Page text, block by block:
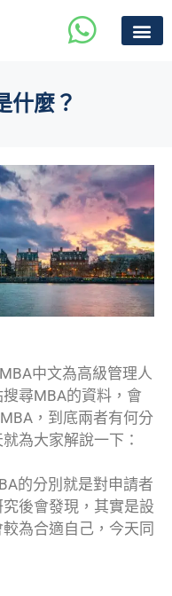
什麼？
中文為高級管理人
尋MBA的資料，會
，到底兩者有何分
為大家解說一下：
的分別就是對申請者
後會發現，其實是設
為合適自己，今天同